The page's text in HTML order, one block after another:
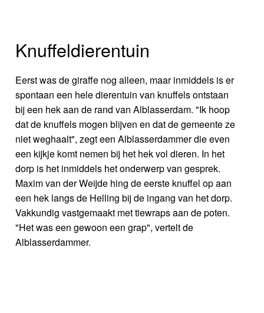
Knuffeldierentuin
Eerst was de giraffe nog alleen, maar inmiddels is er
spontaan een hele dierentuin van knuffels ontstaan
bij een hek aan de rand van Alblasserdam. "Ik hoop
dat de knuffels mogen blijven en dat de gemeente ze
niet weghaalt", zegt een Alblasserdammer die even
een kijkje komt nemen bij het hek vol dieren. In het
dorp is het inmiddels het onderwerp van gesprek.
Maxim van der Weijde hing de eerste knuffel op aan
een hek langs de Helling bij de ingang van het dorp.
Vakkundig vastgemaakt met tiewraps aan de poten.
"Het was een gewoon een grap", vertelt de
Alblasserdammer.